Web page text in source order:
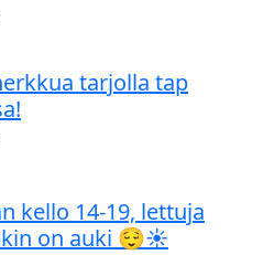
tarjolla tap
kello 14-19, lettuja
on auki 😌☀️